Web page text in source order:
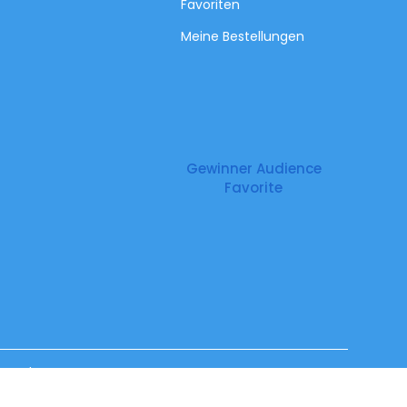
Favoriten
Meine Bestellungen
Gewinner Audience
Favorite
Impressum